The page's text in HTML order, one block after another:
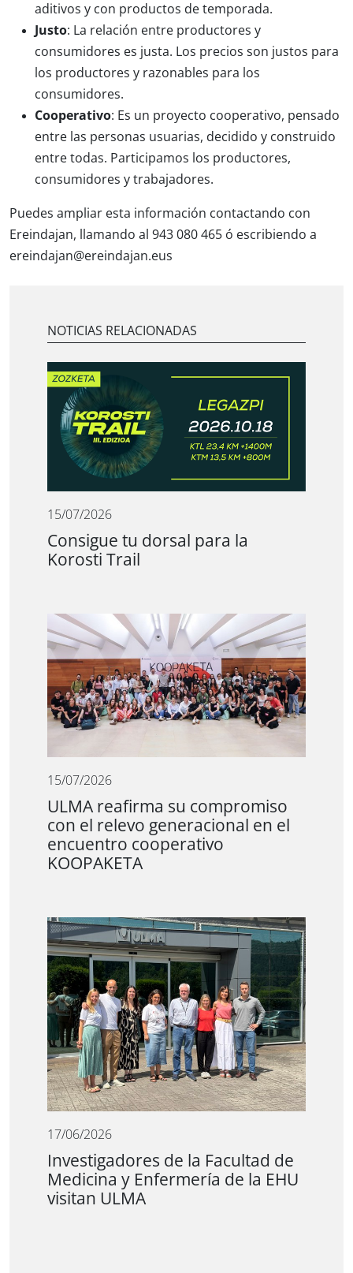
aditivos y con productos de temporada.
Justo: La relación entre productores y
consumidores es justa. Los precios son justos para
los productores y razonables para los
consumidores.
Cooperativo: Es un proyecto cooperativo, pensado
entre las personas usuarias, decidido y construido
entre todas. Participamos los productores,
consumidores y trabajadores.
Puedes ampliar esta información contactando con
Ereindajan, llamando al 943 080 465 ó escribiendo a
ereindajan@ereindajan.eus
NOTICIAS RELACIONADAS
15/07/2026
Consigue tu dorsal para la
Korosti Trail
15/07/2026
ULMA reafirma su compromiso
con el relevo generacional en el
encuentro cooperativo
KOOPAKETA
17/06/2026
Investigadores de la Facultad de
Medicina y Enfermería de la EHU
visitan ULMA